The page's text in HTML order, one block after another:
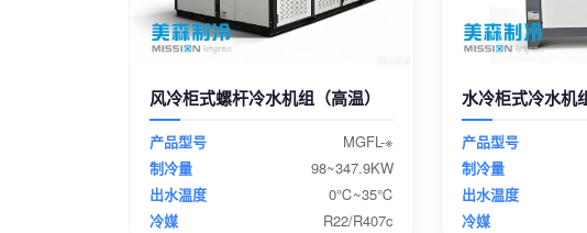
风冷柜式螺杆冷水机组（高温）
产品型号
MGFL-※
制冷量
98~347.9KW
出水温度
0℃~35℃
冷媒
R22/R407c
水冷柜式冷水机
产品型号
制冷量
出水温度
冷媒